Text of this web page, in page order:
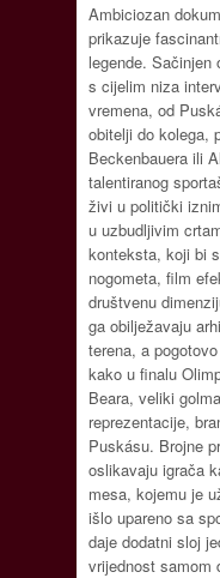
Ambiciozan
prikazuje
legende. Sačinjen
s cijelim niza
vremena, od
obitelji do kolega,
Beckenbauera ili
talentiranog
živi u politički
u uzbudljivim
konteksta, koji bi
nogometa, film
društvenu
ga obilježavaju
terena, a
kako u finalu
Beara, veliki
reprezentacije,
Puskásu. Brojne
oslikavaju igrača
mesa, kojemu je
išlo upareno sa
daje dodatni sloj
vrijednost samom